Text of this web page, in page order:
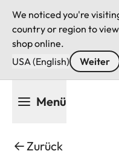
We noticed you're
country or region to
shop online.
USA (English)
Weiter
Menü
Zurück